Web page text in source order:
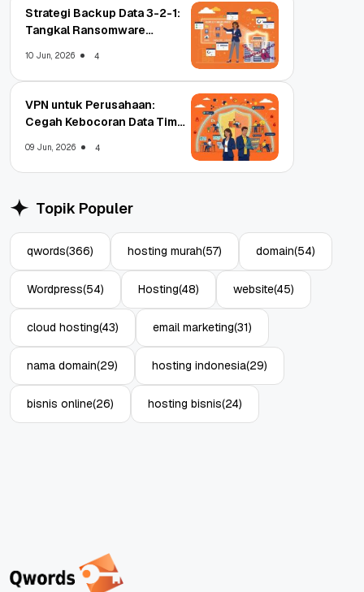
Strategi Backup Data 3-2-1:
Tangkal Ransomware
10 Jun, 2026 4
VPN untuk Perusahaan:
Cegah Kebocoran Data Tim
09 Jun, 2026 4
Topik Populer
qwords(366) hosting murah(57) domain(54)
Wordpress(54) Hosting(48) website(45)
cloud hosting(43) email marketing(31)
nama domain(29) hosting indonesia(29)
bisnis online(26) hosting bisnis(24)